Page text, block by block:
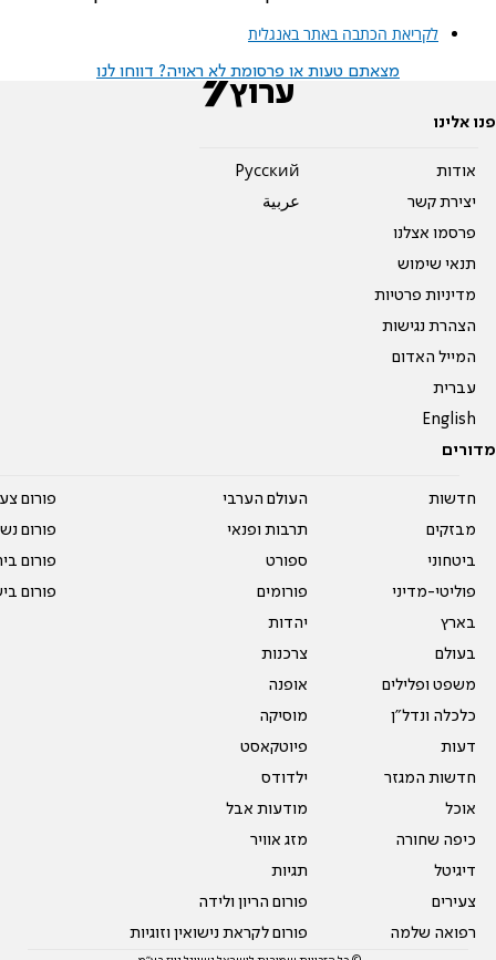
לקריאת הכתבה באתר באנגלית
מצאתם טעות או פרסומת לא ראויה? דווחו לנו
פנו אלינו
אודות
יצירת קשר
פרסמו אצלנו
תנאי שימוש
מדיניות פרטיות
הצהרת נגישות
המייל האדום
עברית
English
Pусский
عربية
מדורים
חדשות
מבזקים
ביטחוני
פוליטי-מדיני
בארץ
בעולם
משפט ופלילים
כלכלה ונדל"ן
דעות
חדשות המגזר
אוכל
כיפה שחורה
דיגיטל
צעירים
רפואה שלמה
העולם הערבי
תרבות ופנאי
ספורט
פורומים
יהדות
צרכנות
אופנה
מוסיקה
פיוטקאסט
ילדודס
מודעות אבל
מזג אוויר
תגיות
פורום הריון ולידה
פורום לקראת נישואין וזוגיות
פורום
פורום
פורום
פורום